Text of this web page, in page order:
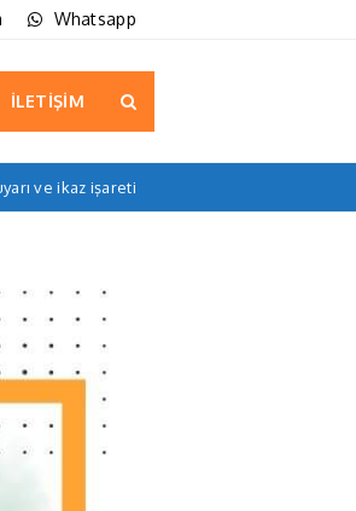
Whatsapp
İLETİŞİM
ve ikaz işareti